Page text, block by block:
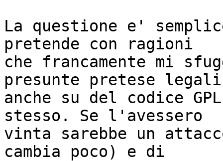
La questione e'
pretende con ragioni
che francamente mi
presunte pretese legali
anche su del codice
stesso. Se l'avessero
vinta sarebbe un
cambia poco) e di